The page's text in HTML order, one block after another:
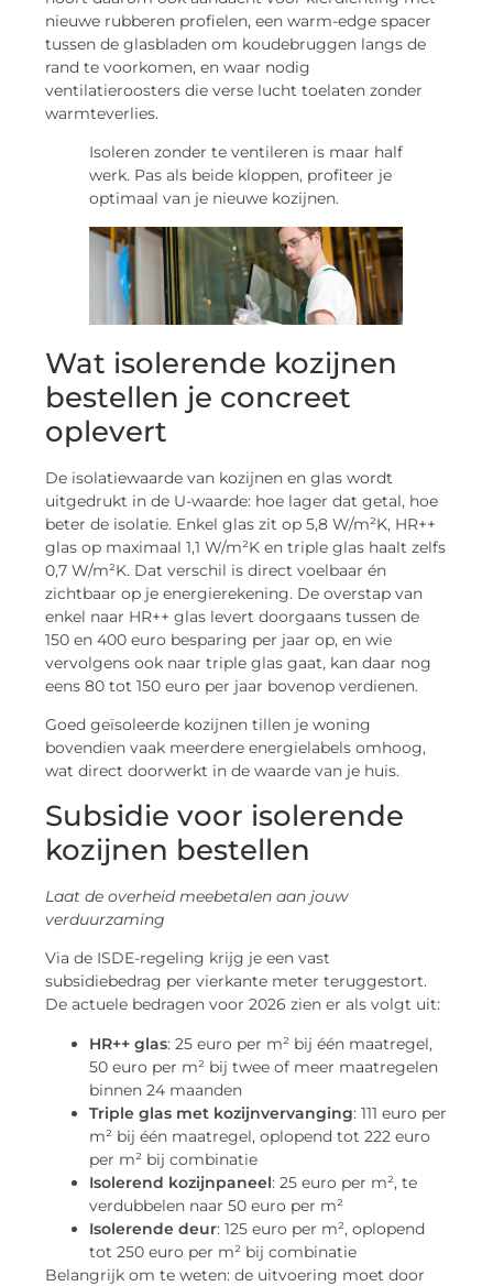
nieuwe rubberen profielen, een warm-edge spacer
tussen de glasbladen om koudebruggen langs de
rand te voorkomen, en waar nodig
ventilatieroosters die verse lucht toelaten zonder
warmteverlies.
Isoleren zonder te ventileren is maar half
werk. Pas als beide kloppen, profiteer je
optimaal van je nieuwe kozijnen.
Wat isolerende kozijnen
bestellen je concreet
oplevert
De isolatiewaarde van kozijnen en glas wordt
uitgedrukt in de U-waarde: hoe lager dat getal, hoe
beter de isolatie. Enkel glas zit op 5,8 W/m²K, HR++
glas op maximaal 1,1 W/m²K en triple glas haalt zelfs
0,7 W/m²K. Dat verschil is direct voelbaar én
zichtbaar op je energierekening. De overstap van
enkel naar HR++ glas levert doorgaans tussen de
150 en 400 euro besparing per jaar op, en wie
vervolgens ook naar triple glas gaat, kan daar nog
eens 80 tot 150 euro per jaar bovenop verdienen.
Goed geïsoleerde kozijnen tillen je woning
bovendien vaak meerdere energielabels omhoog,
wat direct doorwerkt in de waarde van je huis.
Subsidie voor isolerende
kozijnen bestellen
Laat de overheid meebetalen aan jouw
verduurzaming
Via de ISDE-regeling krijg je een vast
subsidiebedrag per vierkante meter teruggestort.
De actuele bedragen voor 2026 zien er als volgt uit:
HR++ glas: 25 euro per m² bij één maatregel,
50 euro per m² bij twee of meer maatregelen
binnen 24 maanden
Triple glas met kozijnvervanging: 111 euro per
m² bij één maatregel, oplopend tot 222 euro
per m² bij combinatie
Isolerend kozijnpaneel: 25 euro per m², te
verdubbelen naar 50 euro per m²
Isolerende deur: 125 euro per m², oplopend
tot 250 euro per m² bij combinatie
Belangrijk om te weten: de uitvoering moet door